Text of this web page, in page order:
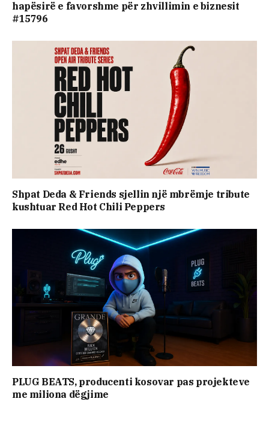
hapësirë e favorshme për zhvillimin e biznesit
#15796
Shpat Deda & Friends sjellin një mbrëmje tribute
kushtuar Red Hot Chili Peppers
PLUG BEATS, producenti kosovar pas projekteve
me miliona dëgjime